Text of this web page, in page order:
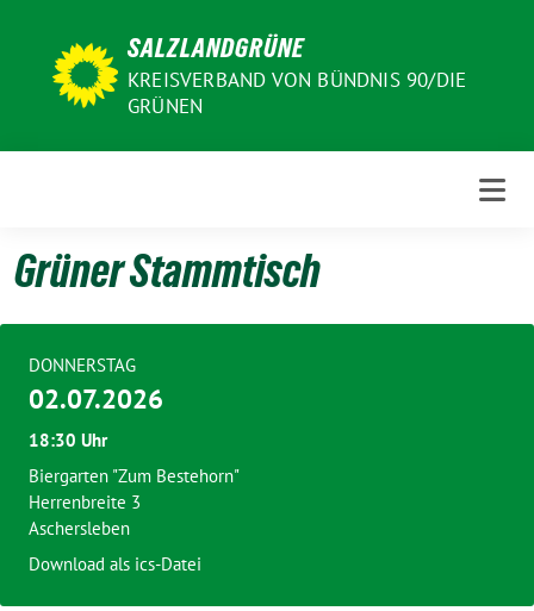
SALZLANDGRÜNE
KREISVERBAND VON BÜNDNIS 90/DIE
GRÜNEN
Grüner Stammtisch
DONNERSTAG
02.07.2026
18:30 Uhr
Biergarten "Zum Bestehorn"
Herrenbreite 3
Aschersleben
Download als ics-Datei